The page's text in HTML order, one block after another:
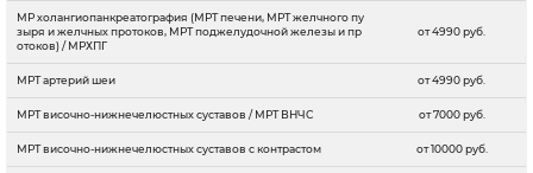
МР холангиопанкреатография (МРТ печени, МРТ желчного пу
зыря и желчных протоков, МРТ поджелудочной железы и пр
отоков) / МРХПГ
от 4990 руб.
МРТ артерий шеи от 4990 руб.
МРТ височно-нижнечелюстных суставов / МРТ ВНЧС от 7000 руб.
МРТ височно-нижнечелюстных суставов с контрастом от 10000 руб.